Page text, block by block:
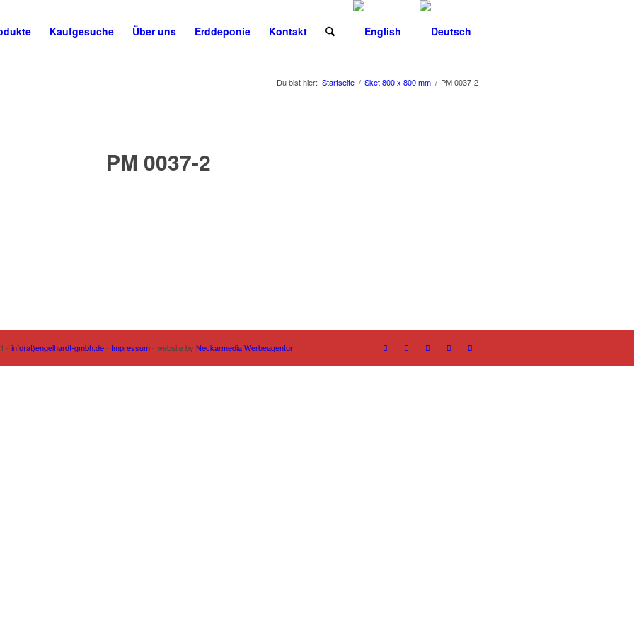
Kaufgesuche Über uns Erddeponie Kontakt
Du bist hier: Startseite / Sket 800 x 800 mm / PM 0037-2
PM 0037-2
- info(at)engelhardt-gmbh.de- Impressum- website by Neckarmedia Werbeagentur